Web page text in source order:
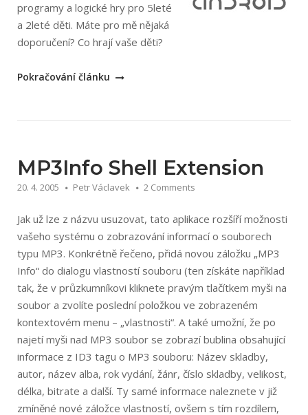
programy a logické hry pro 5leté
a 2leté děti. Máte pro mě nějaká
doporučení? Co hrají vaše děti?
„Hry
s
Pokračování článku
MP3Info Shell Extension
20. 4. 2005 Petr Václavek 2 Comments
Jak už lze z názvu usuzovat, tato aplikace rozšíří možnosti
vašeho systému o zobrazování informací o souborech
typu MP3. Konkrétně řečeno, přidá novou záložku „MP3
Info“ do dialogu vlastností souboru (ten získáte například
tak, že v průzkumníkovi kliknete pravým tlačítkem myši na
soubor a zvolíte poslední položkou ve zobrazeném
kontextovém menu – „vlastnosti“. A také umožní, že po
najetí myši nad MP3 soubor se zobrazí bublina obsahující
informace z ID3 tagu o MP3 souboru: Název skladby,
autor, název alba, rok vydání, žánr, číslo skladby, velikost,
délka, bitrate a další. Ty samé informace naleznete v již
zmíněné nové záložce vlastností, ovšem s tím rozdílem,